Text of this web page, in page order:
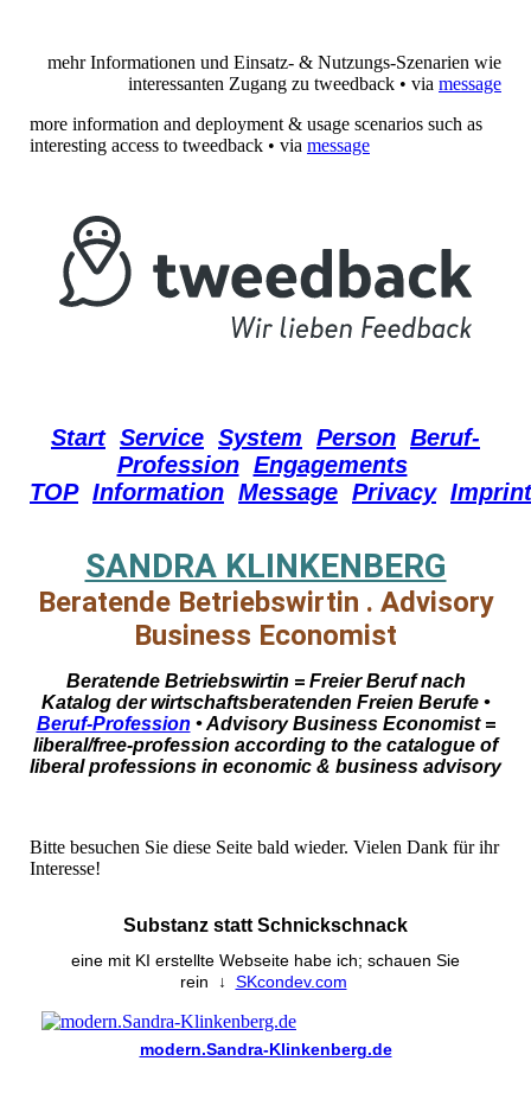
mehr Informationen und Einsatz- & Nutzungs-Szenarien wie
interessanten Zugang zu tweedback • via message
more information and deployment & usage scenarios such as
interesting access to tweedback • via message
Start Service System Person Beruf-
Profession Engagements
TOP Information Message Privacy Imprint
SANDRA KLINKENBERG
Beratende Betriebswirtin . Advisory
Business Economist
Beratende Betriebswirtin = Freier Beruf nach
Katalog der wirtschaftsberatenden Freien Berufe •
Beruf-Profession • Advisory Business Economist =
liberal/free-profession according to the catalogue of
liberal professions in economic & business advisory
Bitte besuchen Sie diese Seite bald wieder. Vielen Dank für ihr
Interesse!
Substanz statt Schnickschnack
eine mit KI erstellte Webseite habe ich; schauen Sie
rein
↓ SKcondev.com
modern.Sandra-Klinkenberg.de